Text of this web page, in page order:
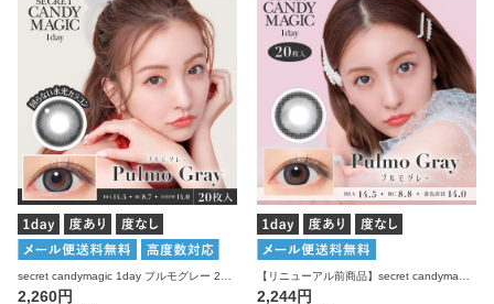
secret candymagic 1day プルモグレー 20枚入り シークレットキャンディーマジック 水光 カラコン
2,260円
【リニューアル前商品】secret candymagic 1day プルモグレー 20枚入り シークレットキャンディーマジック カラコン
2,244円